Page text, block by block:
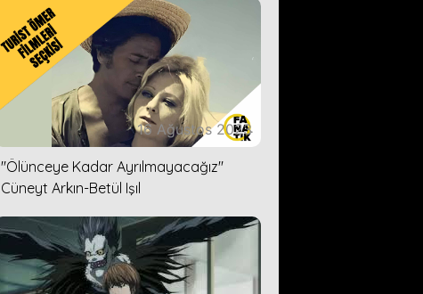
16 Ağustos 2023
''Ölünceye Kadar Ayrılmayacağız''
Cüneyt Arkın-Betül Işıl